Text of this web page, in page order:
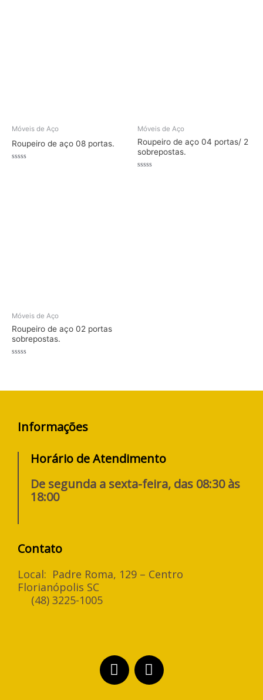
Móveis de Aço
Roupeiro de aço 08 portas.
Móveis de Aço
Roupeiro de aço 04 portas/ 2
sobrepostas.
Móveis de Aço
Roupeiro de aço 02 portas
sobrepostas.
Informações
Horário de Atendimento
De segunda a sexta-feira, das 08:30 às
18:00
Contato
Local: Padre Roma, 129 – Centro
Florianópolis SC
(48) 3225-1005
c
e
s
t